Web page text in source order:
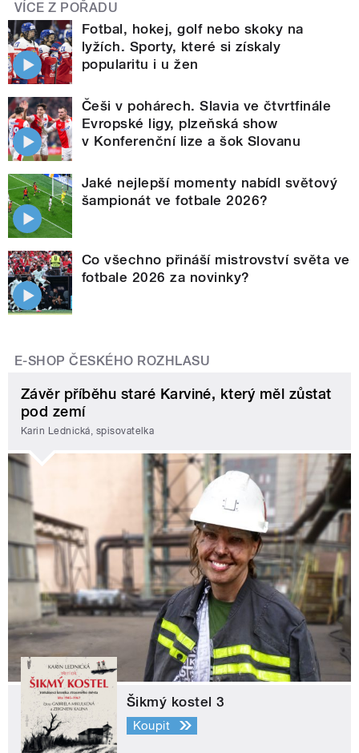
VÍCE Z POŘADU
Fotbal, hokej, golf nebo skoky na
lyžích. Sporty, které si získaly
popularitu i u žen
Češi v pohárech. Slavia ve čtvrtfinále
Evropské ligy, plzeňská show
v Konferenční lize a šok Slovanu
Jaké nejlepší momenty nabídl světový
šampionát ve fotbale 2026?
Co všechno přináší mistrovství světa ve
fotbale 2026 za novinky?
E-SHOP ČESKÉHO ROZHLASU
Závěr příběhu staré Karviné, který měl zůstat
pod zemí
Karin Lednická, spisovatelka
Šikmý kostel 3
Koupit